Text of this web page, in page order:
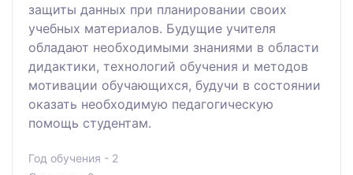
защиты данных при планировании своих
учебных материалов. Будущие учителя
обладают необходимыми знаниями в области
дидактики, технологий обучения и методов
мотивации обучающихся, будучи в состоянии
оказать необходимую педагогическую
помощь студентам.
Год обучения - 2